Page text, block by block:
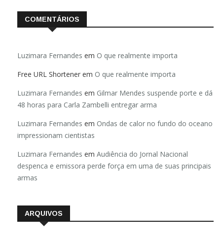
COMENTÁRIOS
Luzimara Fernandes em O que realmente importa
Free URL Shortener em O que realmente importa
Luzimara Fernandes em Gilmar Mendes suspende porte e dá
48 horas para Carla Zambelli entregar arma
Luzimara Fernandes em Ondas de calor no fundo do oceano
impressionam cientistas
Luzimara Fernandes em Audiência do Jornal Nacional
despenca e emissora perde força em uma de suas principais
armas
ARQUIVOS